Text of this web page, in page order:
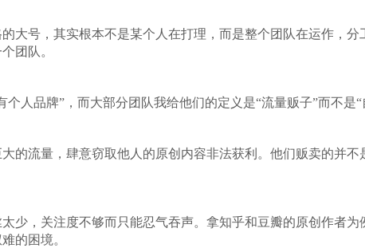
大号，其实根本不是某个人在打理，而是整个团队在运作，
团队。
人品牌”，而大部分团队我给他们的定义是“流量贩子”而不是“
的流量，肆意窃取他人的原创内容非法获利。他们贩卖的并
少，关注度不够而只能忍气吞声。拿知乎和豆瓣的原创作者
的困境。